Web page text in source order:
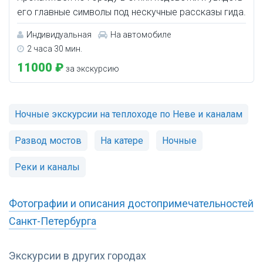
Экскурсии в других городах
его главные символы под нескучные рассказы гида.
Индивидуальная
На автомобиле
2 часа 30 мин.
11000 ₽ за экскурсию
Ночные экскурсии на теплоходе по Неве и каналам
Развод мостов На катере Ночные
Реки и каналы
Фотографии и описания достопримечательностей
Санкт-Петербурга